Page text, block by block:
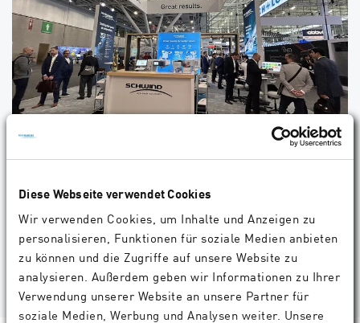
Diese Webseite verwendet Cookies
Wir verwenden Cookies, um Inhalte und Anzeigen zu
personalisieren, Funktionen für soziale Medien anbieten
zu können und die Zugriffe auf unsere Website zu
analysieren. Außerdem geben wir Informationen zu Ihrer
Verwendung unserer Website an unsere Partner für
soziale Medien, Werbung und Analysen weiter. Unsere
Chirurgie mit SCHWIND auf der ASCRS 2025
Besuchen Sie SCHWIND am Stand #2413. Wir freuen uns, Sie
zu sehen!
Unternehmen 04.2025